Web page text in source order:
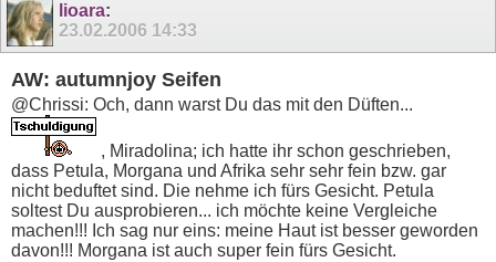
lioara:
23.02.2006 14:33
AW: autumnjoy Seifen
@Chrissi: Och, dann warst Du das mit den Düften...
, Miradolina; ich hatte ihr schon geschrieben,
dass Petula, Morgana und Afrika sehr sehr fein bzw. gar
nicht beduftet sind. Die nehme ich fürs Gesicht. Petula
soltest Du ausprobieren... ich möchte keine Vergleiche
machen!!! Ich sag nur eins: meine Haut ist besser geworden
davon!!! Morgana ist auch super fein fürs Gesicht.